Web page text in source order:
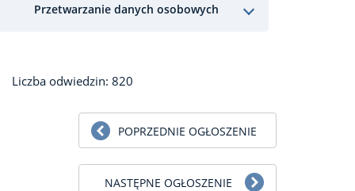
Przetwarzanie danych osobowych
Liczba odwiedzin: 820
POPRZEDNIE OGŁOSZENIE
NASTĘPNE OGŁOSZENIE